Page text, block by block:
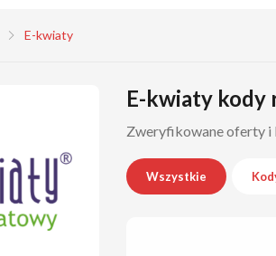
E-kwiaty
E-kwiaty kody
Zweryfikowane oferty i
Wszystkie